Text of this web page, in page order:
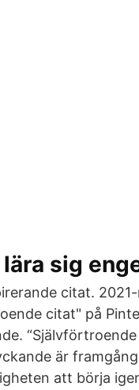
sig
citat.
citat" på
är
att börja